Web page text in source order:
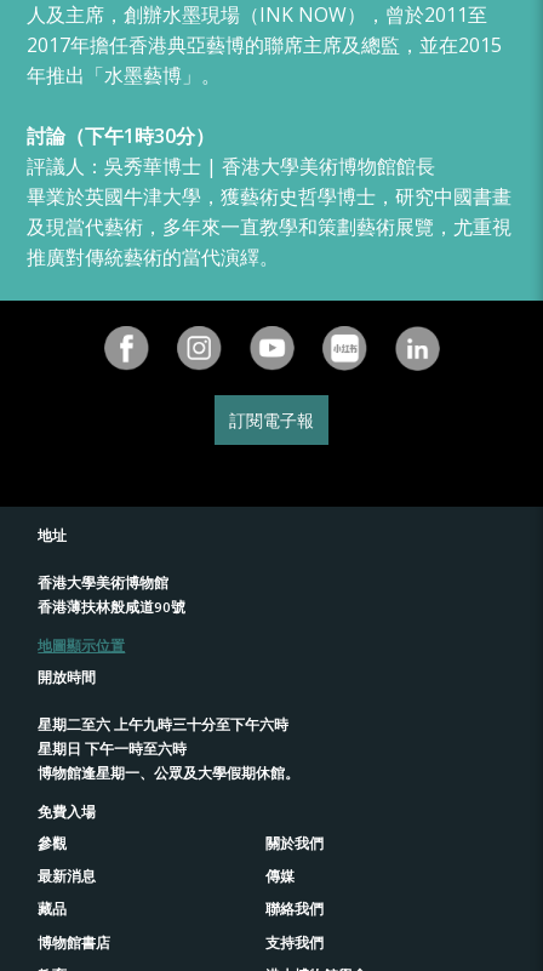
人及主席，創辦水墨現場（INK NOW），曾於2011至
2017年擔任香港典亞藝博的聯席主席及總監，並在2015
年推出「水墨藝博」。
討論（下午1時30分）
評議人：吳秀華博士 | 香港大學美術博物館館長
畢業於英國牛津大學，獲藝術史哲學博士，研究中國書畫
及現當代藝術，多年來一直教學和策劃藝術展覽，尤重視
推廣對傳統藝術的當代演繹。
訂閱電子報
地址
香港大學美術博物館
香港薄扶林般咸道90號
地圖顯示位置
開放時間
星期二至六 上午九時三十分至下午六時
星期日 下午一時至六時
博物館逢星期一、公眾及大學假期休館。
免費入場
參觀
關於我們
最新消息
傳媒
藏品
聯絡我們
博物館書店
支持我們